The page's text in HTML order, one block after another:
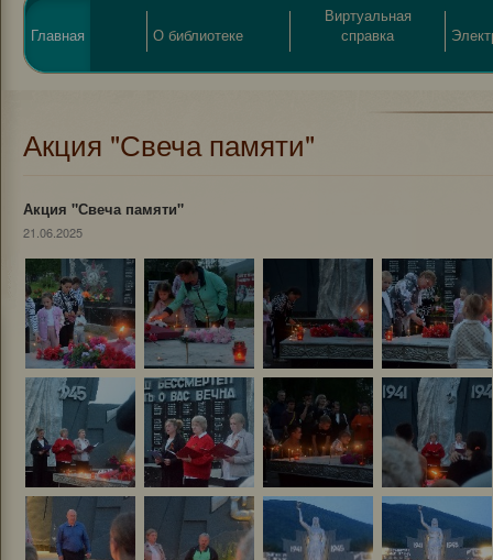
Главная О библиотеке
Виртуальная
справка
Акция "Свеча памяти"
Акция "Свеча памяти"
21.06.2025